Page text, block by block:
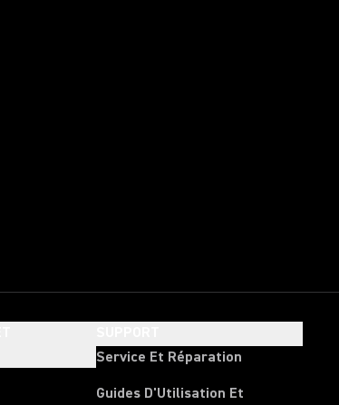
Service Et Réparation
Guides D'Utilisation Et